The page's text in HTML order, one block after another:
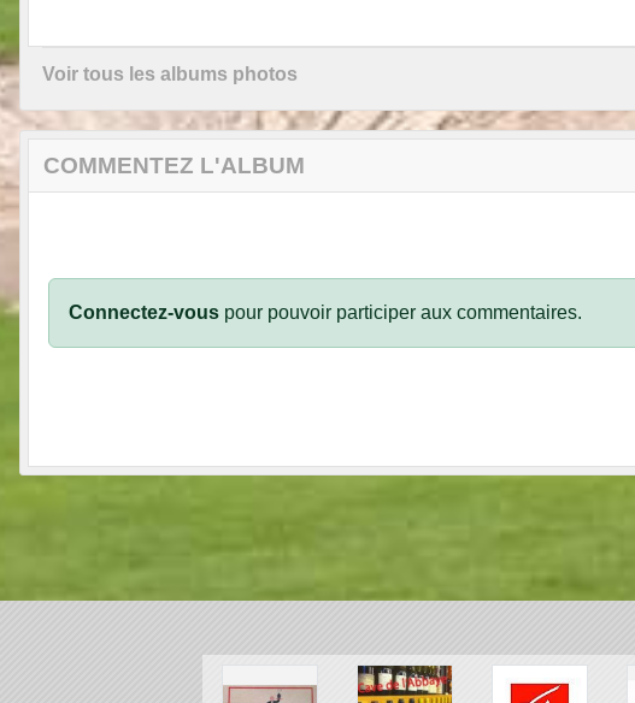
Voir tous les albums photos
COMMENTEZ L'ALBUM
Connectez-vous pour pouvoir participer aux commentaires.